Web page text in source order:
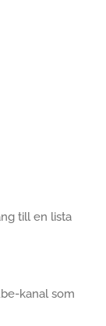
till en lista
kanal som